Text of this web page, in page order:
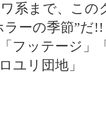
系まで、この
ラーの季節”
フッテージ」
ユリ団地」